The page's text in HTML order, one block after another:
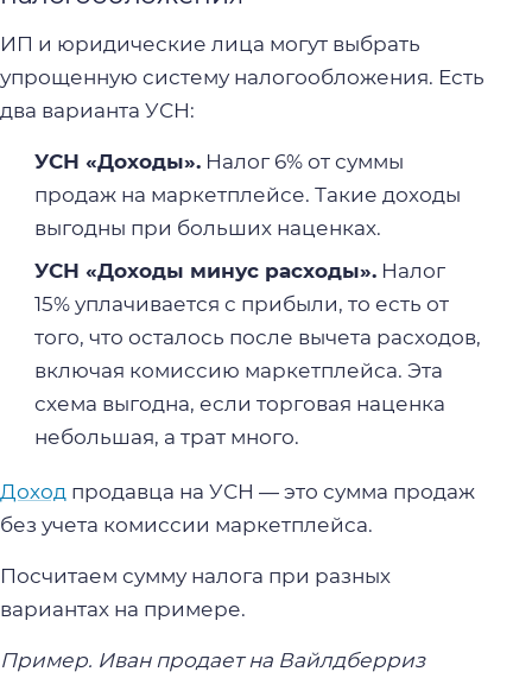
ИП и юридические лица могут выбрать
упрощенную систему налогообложения. Есть
два варианта УСН:
УСН «Доходы».Налог 6% от суммы
продаж на маркетплейсе. Такие доходы
выгодны при больших наценках.
УСН «Доходы минус расходы».Налог
15% уплачивается с прибыли, то есть от
того, что осталось после вычета расходов,
включая комиссию маркетплейса. Эта
схема выгодна, если торговая наценка
небольшая, а трат много.
Доход продавца на УСН — это сумма продаж
без учета комиссии маркетплейса.
Посчитаем сумму налога при разных
вариантах на примере.
Пример. Иван продает на Вайлдберриз